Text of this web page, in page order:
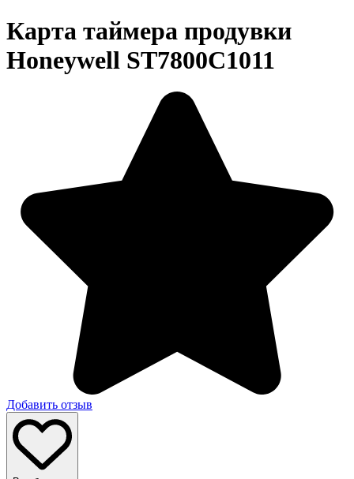
Карта таймера продувки
Honeywell ST7800C1011
Добавить отзыв